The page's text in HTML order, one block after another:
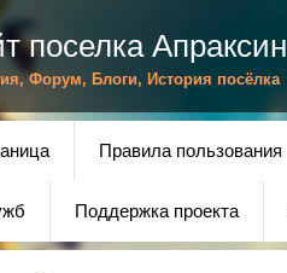
поселка Апраксин
Форум, Блоги, История посёлка
Правила пользования
Поддержка проекта